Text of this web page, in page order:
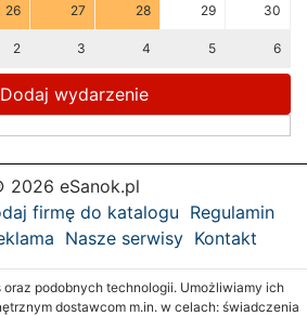
26 27 28 29 30
2 3 4 5 6
wydarzenie
2026 eSanok.pl
firmę do katalogu Regulamin
Nasze serwisy Kontakt
podobnych technologii. Umożliwiamy ich
dostawcom m.in. w celach: świadczenia